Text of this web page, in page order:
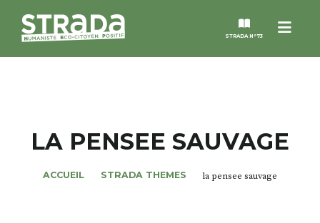
Menu
STRADA N°73
MAGAZINES
NOS THÈMES
LA PENSEE SAUVAGE
ACCUEIL STRADA THEMES la pensee sauvage